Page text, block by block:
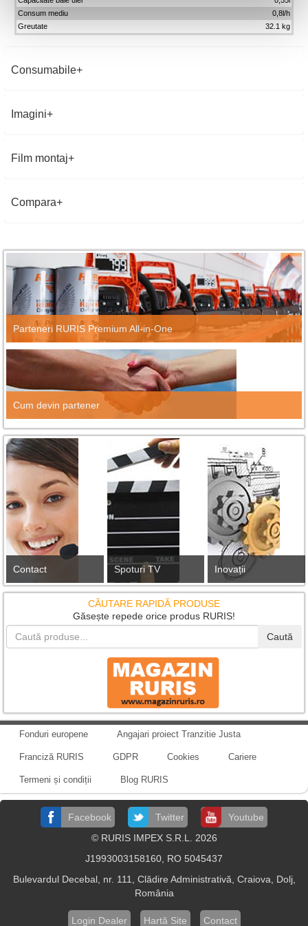
Consum mediu
0,8l/h
Greutate
32.1 kg
Consumabile
Imagini
Film montaj
Compara
Parteneri RURIS Premium All-in-One
Cum devin partener
Contact Spoturi TV Inovații
CĂUTARE RAPIDĂ PRODUSE
Găsește repede orice produs RURIS!
Caută
Fonduri europene Angajari proiect Tranzitie Justa
Franciză RURIS GDPR Cookies Cariere
Termeni și condiții Blog RURIS
Facebook Twitter
Youtube
© RURIS IMPEX S.R.L. 2026
J1993003158160, RO 5045437
Bulevardul Decebal, nr. 111, Clădire Administrativă, Craiova, Dolj,
România
Login Dealer Hartă Site Contact